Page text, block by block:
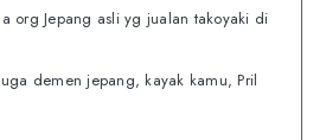
org Jepang asli yg jualan takoyaki di
demen jepang, kayak kamu, Pril